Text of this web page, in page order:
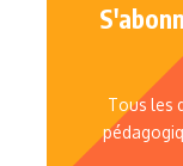
Tous les